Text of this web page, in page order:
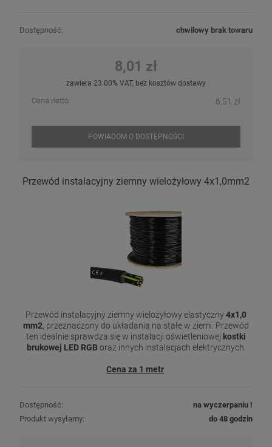
Dostępność: chwilowy brak towaru
8,01 zł
zawiera 23.00% VAT, bez kosztów dostawy
Cena netto: 6,51 zł
POWIADOM O DOSTĘPNOŚCI
Przewód instalacyjny ziemny wielożyłowy 4x1,0mm2
Przewód instalacyjny ziemny wielożyłowy elastyczny4x1,0
mm2, przeznaczony do układania na stałe w ziemi. Przewód
ten idealnie sprawdza się w instalacji oświetleniowej kostki
brukowej LED RGB oraz innych instalacjach elektrycznych.
Cena za 1 metr.
Dostępność:
na wyczerpaniu !
Produkt wysyłamy:
do 48 godzin